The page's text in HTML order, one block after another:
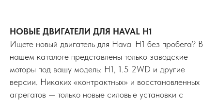
НОВЫЕ ДВИГАТЕЛИ ДЛЯ HAVAL H1
Ищете новый двигатель для Haval H1 без пробега? В
нашем каталоге представлены только заводские
моторы под вашу модель: H1, 1.5 2WD и другие
версии. Никаких «контрактных» и восстановленных
агрегатов — только новые силовые установки с